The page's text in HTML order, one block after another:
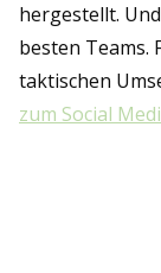
hergestellt.
besten Teams.
taktischen
zum Social